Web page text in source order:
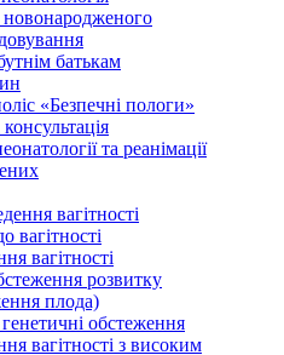
батькам
«Безпечні пологи»
та реанімації
вагітності
вагітності
вагітності
розвитку
плода)
обстеження
вагітності з високим